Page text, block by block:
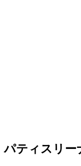
パティスリ